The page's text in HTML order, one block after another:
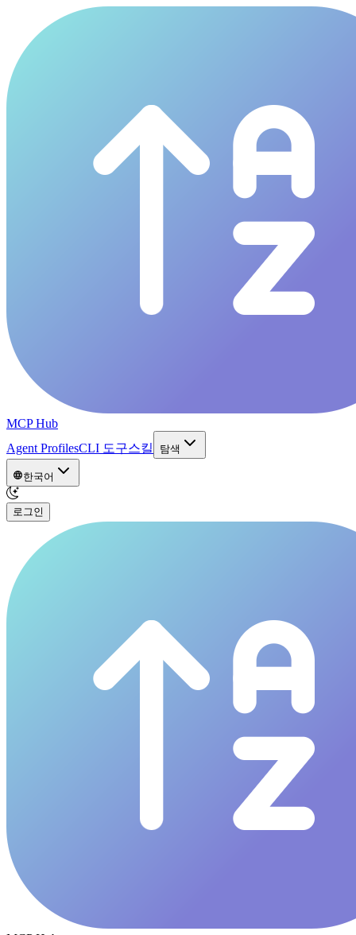
MCP Hub
Agent ProfilesCLI 도구스킬 탐색
한국어
로그인